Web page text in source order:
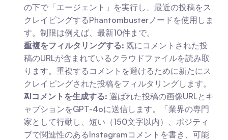
の下で「エージェント」を実行し、最近の投稿をス
クレイピングするPhantombusterノードを使用しま
す。制限は例えば、最新10件まで。
重複をフィルタリングする: 既にコメントされた投
稿のURLが含まれているクラウドファイルを読み取
ります。重複するコメントを避けるために新たにス
クレイピングされた投稿をフィルタリングします。
AIコメントを生成する: 選ばれた投稿の画像URLとキ
ャプションをGPT-4oに送信します。「業界の専門
家として行動し、短い（150文字以内）、ポジティ
ブで関連性のあるInstagramコメントを書き、可能